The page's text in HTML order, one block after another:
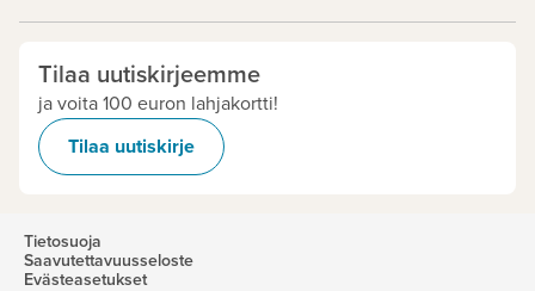
Tilaa uutiskirjeemme
ja voita 100 euron lahjakortti!
Tilaa uutiskirje
Tietosuoja
Saavutettavuusseloste
Evästeasetukset